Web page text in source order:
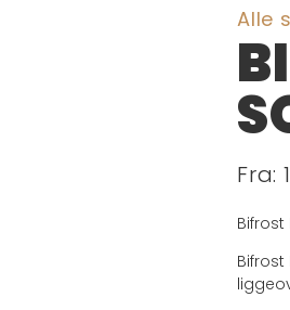
Alle
Fra:
Bifrost